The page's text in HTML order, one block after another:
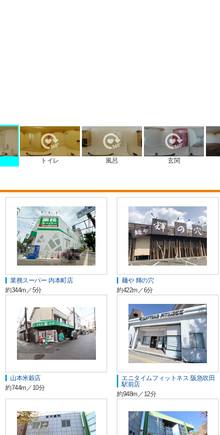
トイレ 風呂 玄関
業務スーパー 内本町店
約344m／5分
麺や 輝の穴
約422m／6分
山本米穀店
約744m／10分
エニタイムフィットネス 阪急吹田
駅前店
約948m／12分